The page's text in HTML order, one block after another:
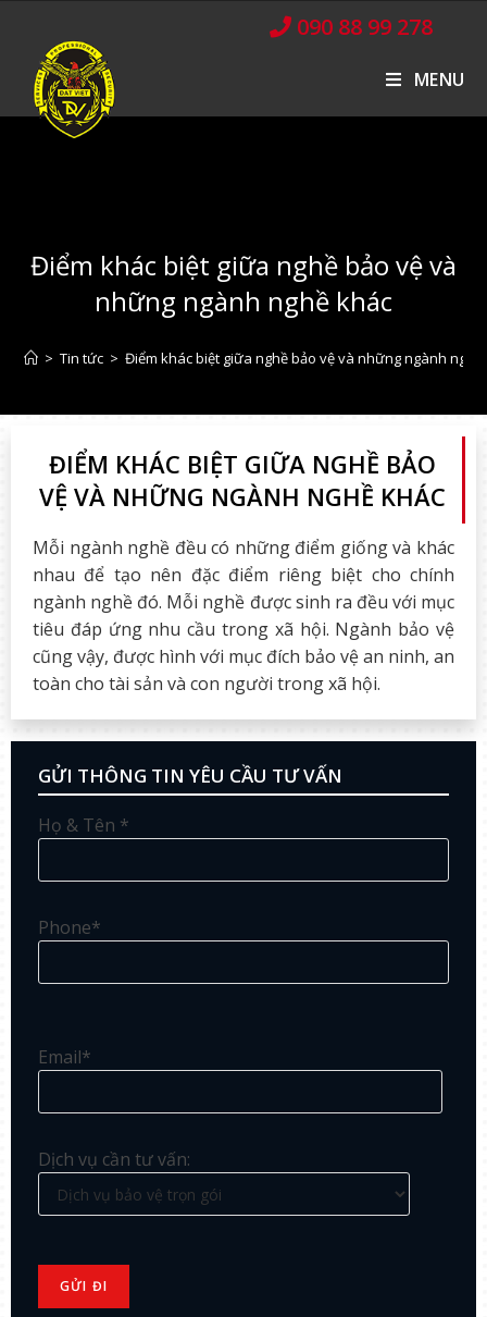
090 88 99 278
MENU
Điểm khác biệt giữa nghề bảo vệ và
những ngành nghề khác
> Tin tức > Điểm khác biệt giữa nghề bảo vệ và những ngành nghề
ĐIỂM KHÁC BIỆT GIỮA NGHỀ BẢO
VỆ VÀ NHỮNG NGÀNH NGHỀ KHÁC
Mỗi ngành nghề đều có những điểm giống và khác
nhau để tạo nên đặc điểm riêng biệt cho chính
ngành nghề đó. Mỗi nghề được sinh ra đều với mục
tiêu đáp ứng nhu cầu trong xã hội. Ngành bảo vệ
cũng vậy, được hình với mục đích bảo vệ an ninh, an
toàn cho tài sản và con người trong xã hội.
GỬI THÔNG TIN YÊU CẦU TƯ VẤN
Họ & Tên *
Phone*
Email*
Dịch vụ cần tư vấn: